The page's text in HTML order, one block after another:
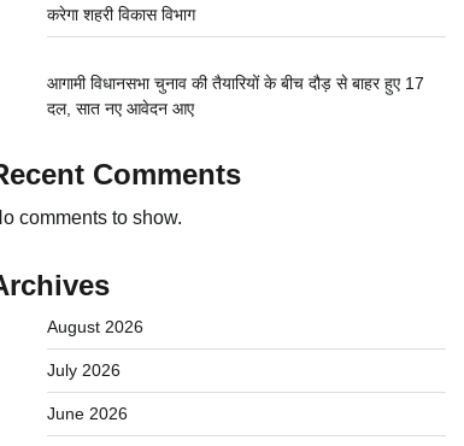
करेगा शहरी विकास विभाग
आगामी विधानसभा चुनाव की तैयारियों के बीच दौड़ से बाहर हुए 17
दल, सात नए आवेदन आए
Comments
comments to show.
August 2026
July 2026
June 2026